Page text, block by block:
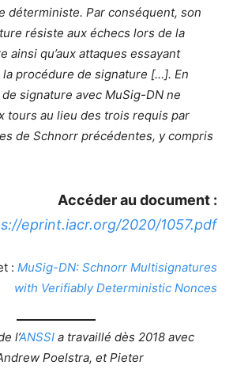
déterministe. Par conséquent, son
résiste aux échecs lors de la
ainsi qu’aux attaques essayant
la procédure de signature […]. En
signature avec MuSig-DN ne
tours au lieu des trois requis par
de Schnorr précédentes, y compris
Accéder au document :
eprint.iacr.org/2020/1057.pdf
: MuSig-DN: Schnorr Multisignatures
with Verifiably Deterministic Nonces
l’ANSSI a travaillé dès 2018 avec
Poelstra, et Pieter